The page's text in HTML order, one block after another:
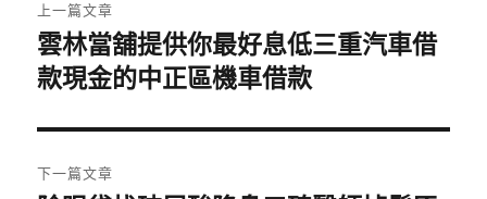
章
導
覽
上一篇文章
上
一
文
章:
雲林當舖提供你最好息低三重汽車借
款現金的中正區機車借款
下一篇文章